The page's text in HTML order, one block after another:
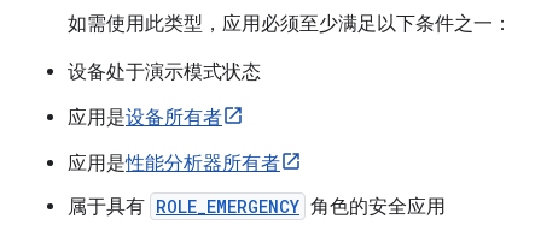
如需使用此类型，应用必须至少满足以下条件之一：
设备处于演示模式状态
应用是设备所有者
应用是性能分析器所有者
属于具有 ROLE_EMERGENCY 角色的安全应用